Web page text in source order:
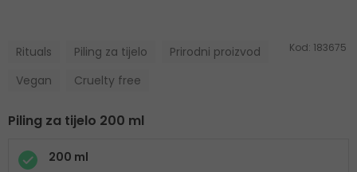
Rituals Piling za tijelo
Prirodni proizvod
Vegan
Cruelty free
Kod: 183675
Piling za tijelo 200 ml
200 ml